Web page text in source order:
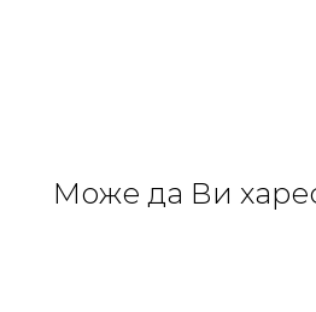
Може да Ви